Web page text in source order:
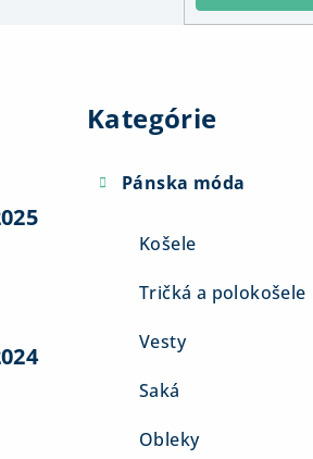
Kategórie
Pánska móda
Košele
Tričká a polokošele
Vesty
Saká
Obleky